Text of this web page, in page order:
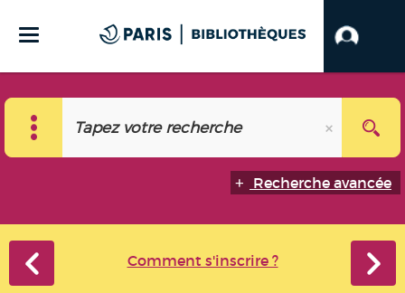
Recherche avancée
Comment s'inscrire ?